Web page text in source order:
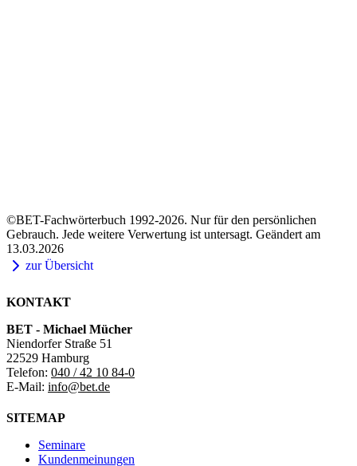
©BET-Fachwörterbuch 1992-2026. Nur für den persönlichen
Gebrauch. Jede weitere Verwertung ist untersagt. Geändert am
13.03.2026
zur Übersicht
KONTAKT
BET - Michael Mücher
Niendorfer Straße 51
22529 Hamburg
Telefon: 040 / 42 10 84-0
E-Mail: info@bet.de
SITEMAP
Seminare
Kundenmeinungen